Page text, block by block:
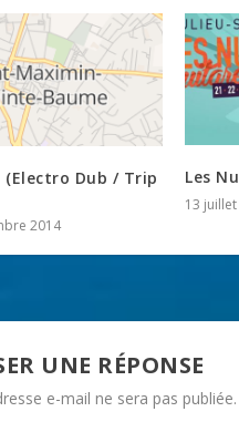
(Electro Dub / Trip
2014
Les
13
UNE RÉPONSE
e-mail ne sera pas publiée.